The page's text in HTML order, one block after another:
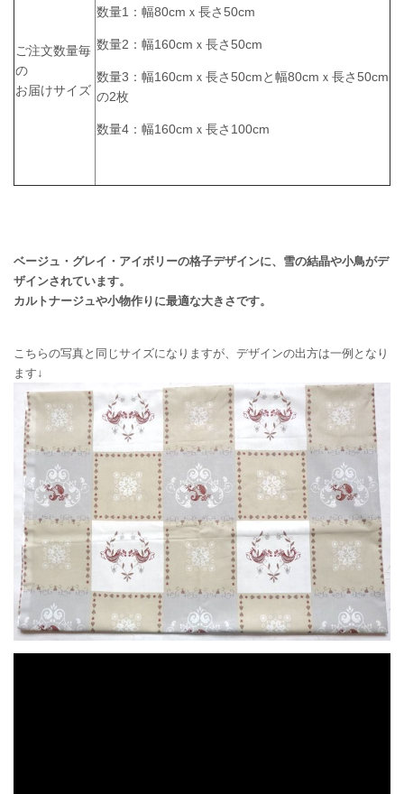
ご注文数量毎
の
お届けサイズ
数量1：幅80cmｘ長さ50cm
数量2：幅160cmｘ長さ50cm
数量3：幅160cmｘ長さ50cmと幅80cmｘ長さ50cm
の2枚
数量4：幅160cmｘ長さ100cm
ベージュ・グレイ・アイボリーの格子デザインに、雪の結晶や小鳥がデ
ザインされています。
カルトナージュや小物作りに最適な大きさです。
こちらの写真と同じサイズになりますが、デザインの出方は一例となり
ます↓